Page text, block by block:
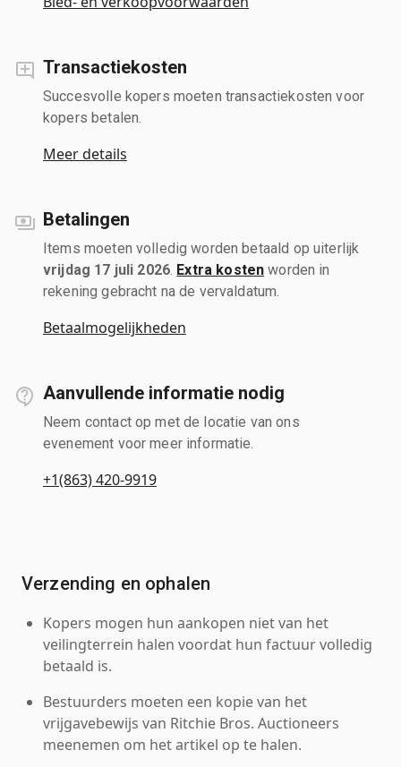
Transactiekosten
Succesvolle kopers moeten transactiekosten voor
kopers betalen.
Meer details
Betalingen
Items moeten volledig worden betaald op uiterlijk
vrijdag 17 juli 2026 Extra kosten worden in
rekening gebracht na de vervaldatum.
Betaalmogelijkheden
Aanvullende informatie nodig
Neem contact op met de locatie van ons
evenement voor meer informatie.
+1(863) 420-9919
Verzending en ophalen
Kopers mogen hun aankopen niet van het
veilingterrein halen voordat hun factuur volledig
betaald is.
Bestuurders moeten een kopie van het
vrijgavebewijs van Ritchie Bros. Auctioneers
meenemen om het artikel op te halen.